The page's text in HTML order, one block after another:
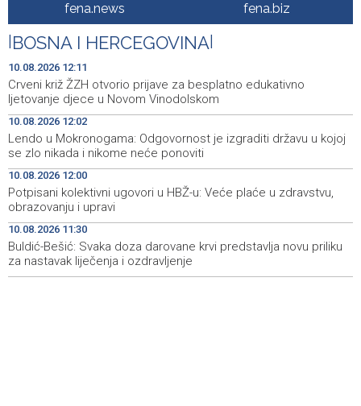
Mladi teniseri iz 25 zemalja na turniru Open RTC
Barcelona 1899 – Sarajevo
12:11
Crveni križ ŽZH otvorio prijave za besplatno edukativno
ljetovanje djece u Novom Vinodolskom
12:10
Ispred Narodnog pozorišta postavljen crveni tepih uoči
skorog otvaranja Sarajevo Film Festivala
12:02
Lendo u Mokronogama: Odgovornost je izgraditi državu
u kojoj se zlo nikada i nikome neće ponoviti
12:00
Potpisani kolektivni ugovori u HBŽ-u: Veće plaće u
zdravstvu, obrazovanju i upravi
11:42
Puhovski: European Confederation an unrealistic idea,
EU has no clear plan for Western Balkans
fena.news fena.biz
BOSNA I HERCEGOVINA
10.08.2026 12:11
Crveni križ ŽZH otvorio prijave za besplatno edukativno
ljetovanje djece u Novom Vinodolskom
10.08.2026 12:02
Lendo u Mokronogama: Odgovornost je izgraditi državu u kojoj
se zlo nikada i nikome neće ponoviti
10.08.2026 12:00
Potpisani kolektivni ugovori u HBŽ-u: Veće plaće u zdravstvu,
obrazovanju i upravi
10.08.2026 11:30
Buldić-Bešić: Svaka doza darovane krvi predstavlja novu priliku
za nastavak liječenja i ozdravljenje